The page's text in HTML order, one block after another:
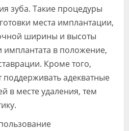
зуба. Такие процедуры
места имплантации,
ширины и высоты
имплантата в положение,
Кроме того,
адекватные
в месте удаления, тем